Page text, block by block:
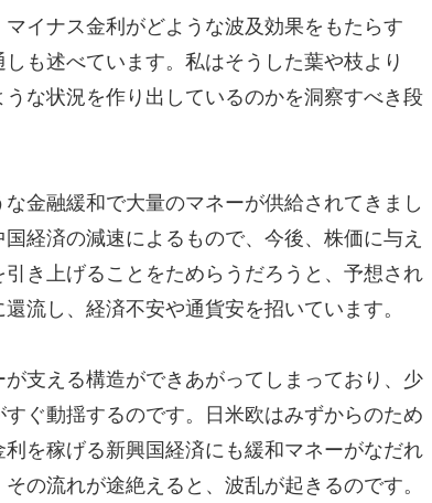
イナス金利がどような波及効果をもたらす
も述べています。私はそうした葉や枝より
な状況を作り出しているのかを洞察すべき段
金融緩和で大量のマネーが供給されてきまし
経済の減速によるもので、今後、株価に与え
き上げることをためらうだろうと、予想され
流し、経済不安や通貨安を招いています。
支える構造ができあがってしまっており、少
ぐ動揺するのです。日米欧はみずからのため
を稼げる新興国経済にも緩和マネーがなだれ
の流れが途絶えると、波乱が起きるのです。